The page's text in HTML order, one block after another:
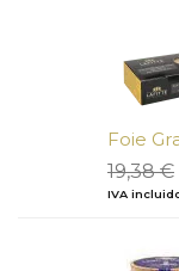
Foie
19,38€
IVA